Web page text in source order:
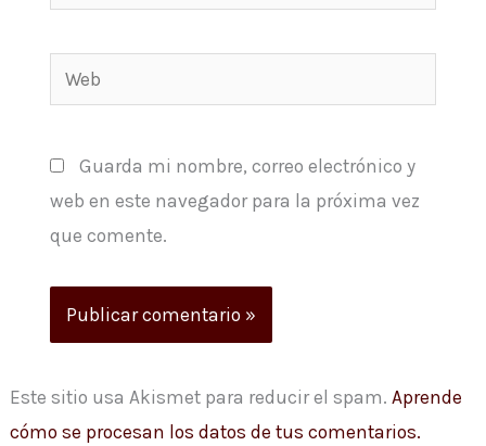
electrónico*
Web
Guarda mi nombre, correo electrónico y
web en este navegador para la próxima vez
que comente.
Este sitio usa Akismet para reducir el spam.Aprende
cómo se procesan los datos de tus comentarios.